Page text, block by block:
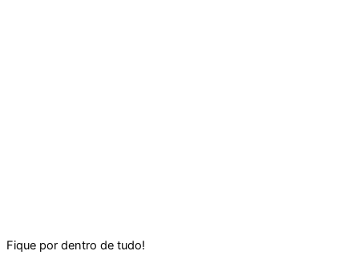
Fique por dentro de tudo!